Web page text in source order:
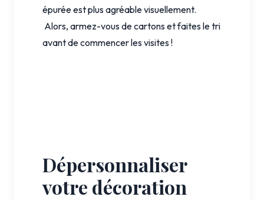
épurée est plus agréable visuellement.
Alors, armez-vous de cartons et faites le tri
avant de commencer les visites !
Dépersonnaliser
votre décoration